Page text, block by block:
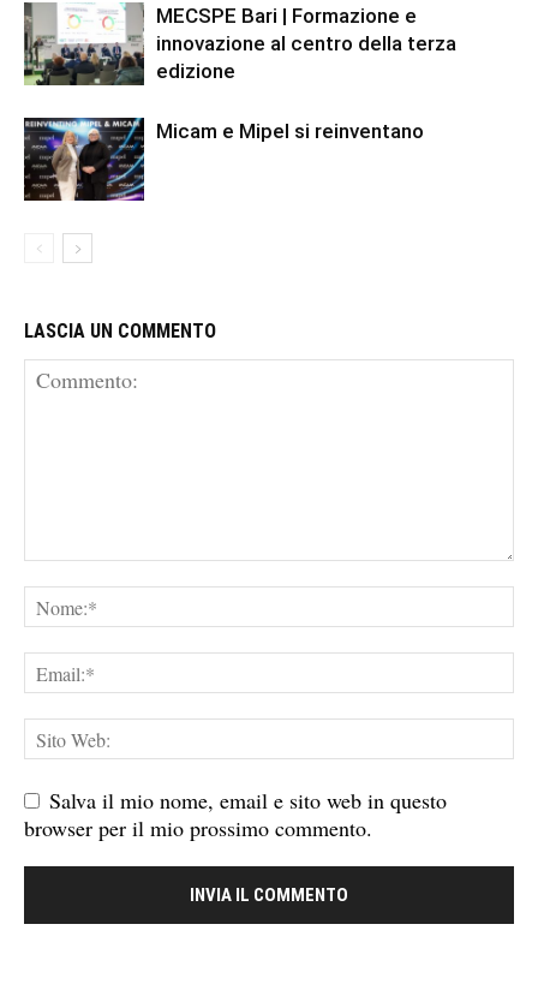
MECSPE Bari | Formazione e
innovazione al centro della terza
edizione
Micam e Mipel si reinventano
LASCIA UN COMMENTO
Salva il mio nome, email e sito web in questo
browser per il mio prossimo commento.